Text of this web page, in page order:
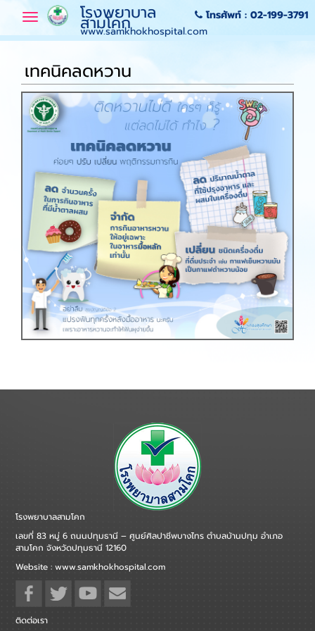
Toggle
navigation
โรงพยาบาล
สามโคก
www.samkhokhospital.com
โทรศัพท์ : 02-199-3791
เทคนิคลดหวาน
โรงพยาบาลสามโคก
เลขที่ 83 หมู่ 6 ถนนปทุมธานี – ศูนย์ศิลปาชีพบางไทร ตำบลบ้านปทุม อำเภอ
สามโคก จังหวัดปทุมธานี 12160
Website : www.samkhokhospital.com
ติดต่อเรา